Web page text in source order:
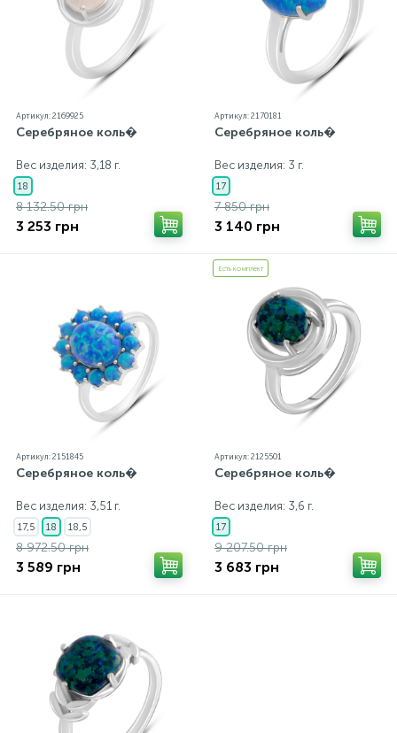
Артикул: 2169925
Серебряное коль�
Вес изделия: 3,18 г.
18
8 132.50 грн
3 253 грн
Артикул: 2170181
Серебряное коль�
Вес изделия: 3 г.
17
7 850 грн
3 140 грн
Артикул: 2151845
Серебряное коль�
Вес изделия: 3,51 г.
17,5 18 18,5
8 972.50 грн
3 589 грн
Есть комплект
Артикул: 2125501
Серебряное коль�
Вес изделия: 3,6 г.
17
9 207.50 грн
3 683 грн